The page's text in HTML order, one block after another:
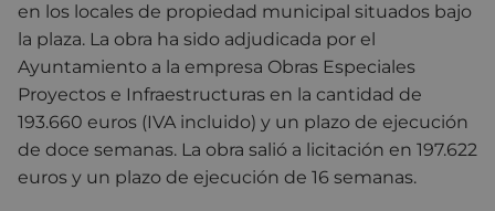
en los locales de propiedad municipal situados bajo
la plaza. La obra ha sido adjudicada por el
Ayuntamiento a la empresa Obras Especiales
Proyectos e Infraestructuras en la cantidad de
193.660 euros (IVA incluido) y un plazo de ejecución
de doce semanas. La obra salió a licitación en 197.622
euros y un plazo de ejecución de 16 semanas.